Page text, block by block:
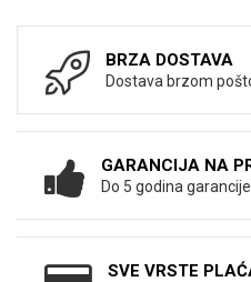
BRZA DOSTAVA
Dostava brzom
GARANCIJA NA
Do 5 godina
SVE VRSTE